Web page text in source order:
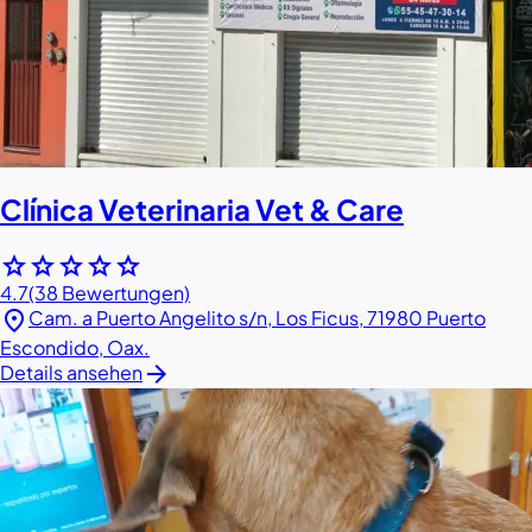
Clínica Veterinaria Vet & Care
starstarstarstarstar
4.7(38 Bewertungen)
location_on Cam. a Puerto Angelito s/n, Los Ficus, 71980 Puerto
Escondido, Oax.
Details ansehenarrow_forward